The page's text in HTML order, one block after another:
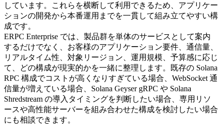
しています。これらを横断して利用できるため、アプリケー
ションの開発から本番運用までを一貫して組み立てやすい構
成です。
ERPC Enterprise では、製品群を単体のサービスとして案内
するだけでなく、お客様のアプリケーション要件、通信量、
リアルタイム性、対象リージョン、運用規模、予算感に応じ
て、どの構成が現実的かを一緒に整理します。既存の Solana
RPC 構成でコストが高くなりすぎている場合、WebSocket 通
信量が増えている場合、Solana Geyser gRPC や Solana
Shredstream の導入タイミングを判断したい場合、専用リソ
ースや高性能サーバーを組み合わせた構成を検討したい場合
にも相談できます。